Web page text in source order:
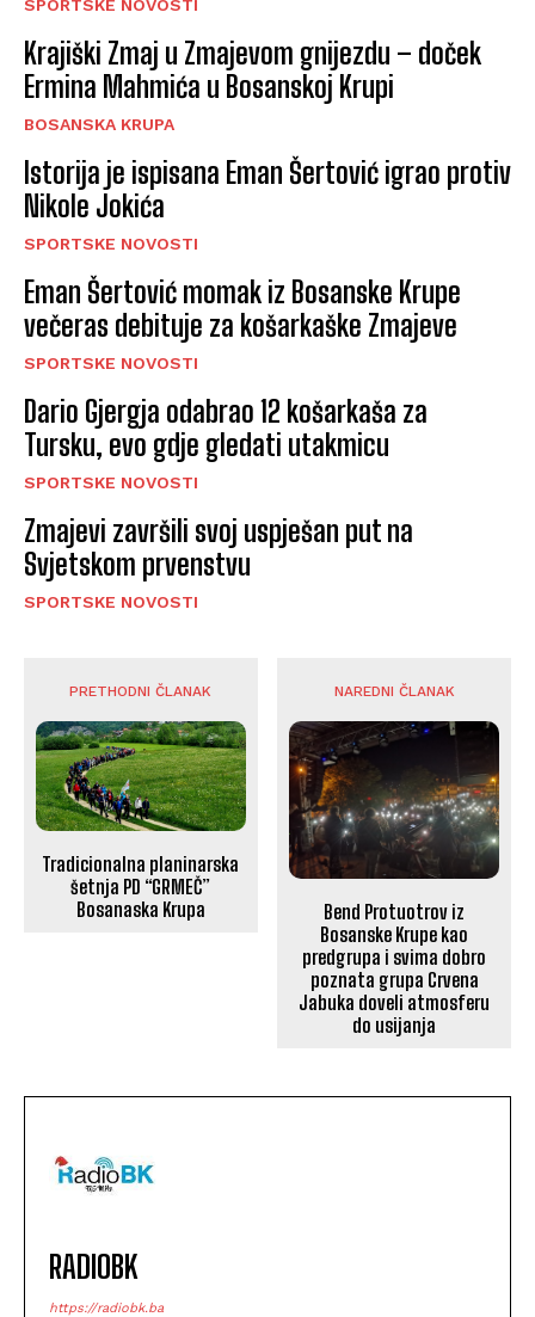
SPORTSKE NOVOSTI
Krajiški Zmaj u Zmajevom gnijezdu – doček
Ermina Mahmića u Bosanskoj Krupi
BOSANSKA KRUPA
Istorija je ispisana Eman Šertović igrao protiv
Nikole Jokića
SPORTSKE NOVOSTI
Eman Šertović momak iz Bosanske Krupe
večeras debituje za košarkaške Zmajeve
SPORTSKE NOVOSTI
Dario Gjergja odabrao 12 košarkaša za
Tursku, evo gdje gledati utakmicu
SPORTSKE NOVOSTI
Zmajevi završili svoj uspješan put na
Svjetskom prvenstvu
SPORTSKE NOVOSTI
PRETHODNI ČLANAK
Tradicionalna planinarska
šetnja PD “GRMEČ”
Bosanaska Krupa
NAREDNI ČLANAK
Bend Protuotrov iz
Bosanske Krupe kao
predgrupa i svima dobro
poznata grupa Crvena
Jabuka doveli atmosferu
do usijanja
RADIOBK
https://radiobk.ba